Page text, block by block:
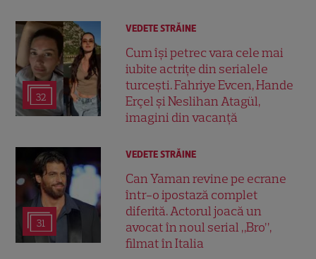
32
VEDETE STRĂINE
Cum își petrec vara cele mai
iubite actrițe din serialele
turcești. Fahriye Evcen, Hande
Erçel și Neslihan Atagül,
imagini din vacanță
31
VEDETE STRĂINE
Can Yaman revine pe ecrane
într-o ipostază complet
diferită. Actorul joacă un
avocat în noul serial „Bro”,
filmat în Italia